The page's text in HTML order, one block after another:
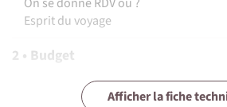
Esprit du voyage
2 • Budget
3 • Assurances
Afficher la fiche